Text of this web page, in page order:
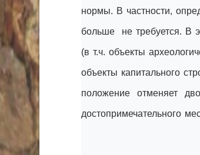
нормы. В частности,
больше не требуется. В
(в т.ч. объекты
объекты капитального
положение отменяет
достопримечательного